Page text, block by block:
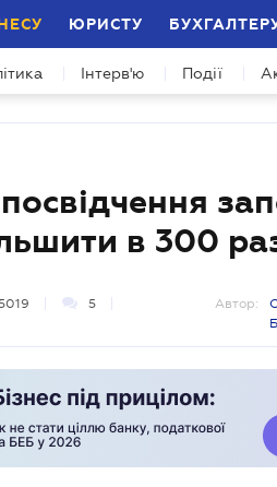
ЮРИСТУ
Інтерв'ю Події
в 300
5 Автор: